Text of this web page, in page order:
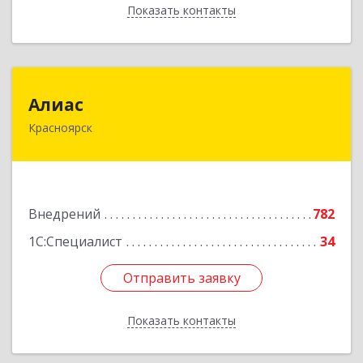
Показать контакты
Назад
Алиас
Красноярск
Внедрений
782
1С:Специалист
34
Отправить заявку
Показать контакты
660043, Красноярский край, Красноярск г,
Отправить заявку
Назад